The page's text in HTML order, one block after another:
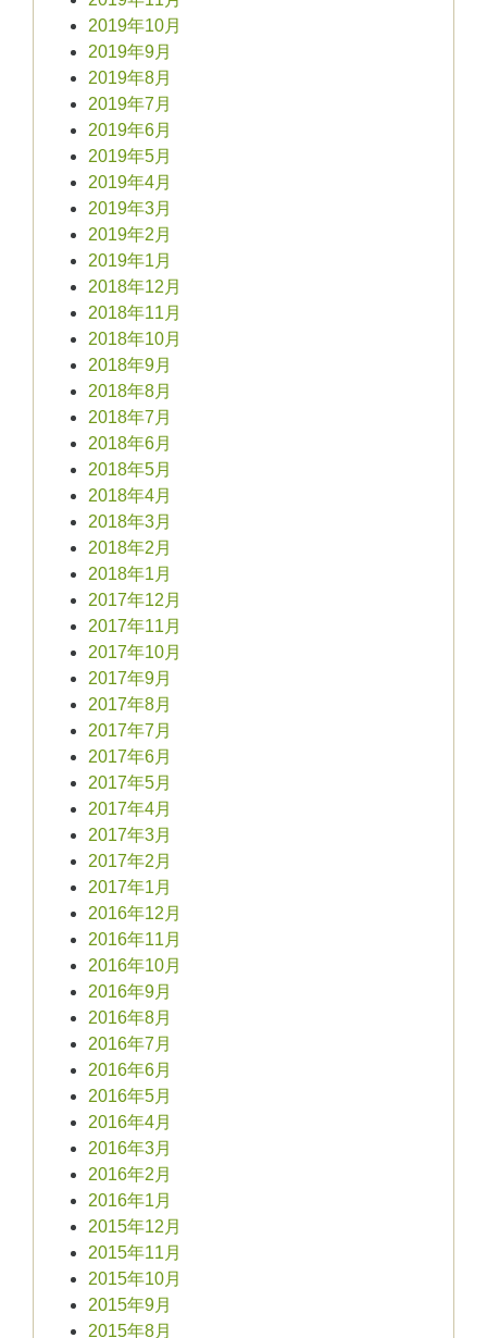
2019年10月
2019年9月
2019年8月
2019年7月
2019年6月
2019年5月
2019年4月
2019年3月
2019年2月
2019年1月
2018年12月
2018年11月
2018年10月
2018年9月
2018年8月
2018年7月
2018年6月
2018年5月
2018年4月
2018年3月
2018年2月
2018年1月
2017年12月
2017年11月
2017年10月
2017年9月
2017年8月
2017年7月
2017年6月
2017年5月
2017年4月
2017年3月
2017年2月
2017年1月
2016年12月
2016年11月
2016年10月
2016年9月
2016年8月
2016年7月
2016年6月
2016年5月
2016年4月
2016年3月
2016年2月
2016年1月
2015年12月
2015年11月
2015年10月
2015年9月
2015年8月